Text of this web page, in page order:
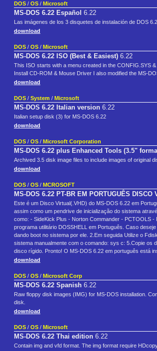
DOS / OS / Microsoft
MS-DOS 6.22 Español 6.22
Las imágenes de los 3 disquetes de instalación de DOS
download
DOS / OS / Microsoft
MS-DOS 6.22 ISO (Best & Easiest) 6.22
This ISO starts with a menu created in the CONFIG.SYS
Install CD-ROM & Mouse Driver I also modified the MS-
download
DOS / System / Microsoft
MS-DOS 6.22 Italian version 6.22
Italian setup disk (3) for MS-DOS 6.22
download
DOS / OS / Microsoft Corporation
MS-DOS 6.22 plus Enhanced Tools (3.5"
Archived 3.5 disk image files to include images of original
download
DOS / OS / MCROSOFT
MS-DOS 6.22 PT-BR EM PORTUGUÊS DISCO
Este é um Disco Virtual(.VHD) do MS-DOS 6.22 em
assim como um pendrive de inicialização do sistema
como: - SideKick Plus - Norton Commander - PCTOOLS
programa utilitário DOSSHELL em Português. Caso
dando boot no sistema por ele. 2.Em seguida Utilize o
sistema manualmente com o comando: sys c: 5.Copie os
disco rígido. Pronto! O MS-DOS 6.22 em português está
download
DOS / OS / Microsoft Corp
MS-DOS 6.22 Spanish 6.22
Raw floppy disk images (IMG) for MS-DOS installation.
disk.
download
DOS / OS / Microsoft
MS-DOS 6.22 Thai edition 6.22
Contain img and vfd format. The img format require